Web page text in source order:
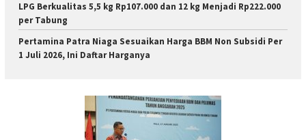
LPG Berkualitas 5,5 kg Rp107.000 dan 12 kg Menjadi Rp222.000
per Tabung
Pertamina Patra Niaga Sesuaikan Harga BBM Non Subsidi Per
1 Juli 2026, Ini Daftar Harganya